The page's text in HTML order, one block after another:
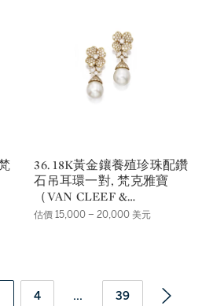
36. 18K黃金鑲養殖珍珠配鑽
石吊耳環一對, 梵克雅寶
（VAN CLEEF &
ARPELS）
估價 15,000 – 20,000 美元
4 ... 39